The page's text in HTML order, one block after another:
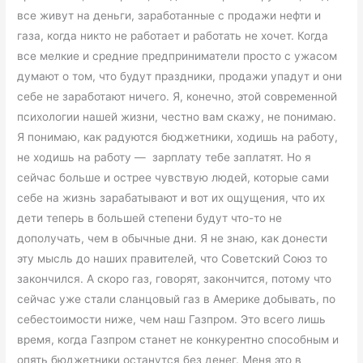
все живут на деньги, заработанные с продажи нефти и
газа, когда никто не работает и работать не хочет. Когда
все мелкие и средние предприниматели просто с ужасом
думают о том, что будут праздники, продажи упадут и они
себе не заработают ничего. Я, конечно, этой современной
психологии нашей жизни, честно вам скажу, не понимаю.
Я понимаю, как радуются бюджетники, ходишь на работу,
не ходишь на работу — зарплату тебе заплатят. Но я
сейчас больше и острее чувствую людей, которые сами
себе на жизнь зарабатывают и вот их ощущения, что их
дети теперь в большей степени будут что-то не
дополучать, чем в обычные дни. Я не знаю, как донести
эту мысль до наших правителей, что Советский Союз то
закончился. А скоро газ, говорят, закончится, потому что
сейчас уже стали сланцовый газ в Америке добывать, по
себестоимости ниже, чем наш Газпром. Это всего лишь
время, когда Газпром станет не конкурентно способным и
опять бюджетники останутся без денег. Меня это в